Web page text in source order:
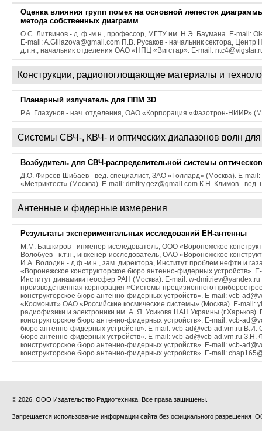
Оценка влияния групп помех на основной лепесток
метода собственных диаграмм
О.С. Литвинов - д. ф.-м.н., профессор, МГТУ им. Н.Э. Баумана. E-mail:
E-mail: A.Giliazova@gmail.com П.В. Русаков - начальник сектора,
д.т.н., начальник отделения ОАО «НПЦ «Вигстар». E-mail:
Конструкции, радиопоглощающие материалы и
Планарный излучатель для ППМ 3D
Р.А. Глазунов - нач. отделения, ОАО «Корпорация «Фазотрон-НИИР»
Системы СВЧ-, КВЧ- и оптических диапазонов волн для
Возбудитель для СВЧ-распределительной системы
Д.О. Фирсов-Шибаев - вед. специалист, ЗАО «Голлард» (Москва). E-
«Метриктест» (Москва). E-mail: dmitry.gez@gmail.com К.Н. Климов -
Антенные и фидерные измерения
Результаты экспериментальных исследований ЕН-антенны
М.М. Башкиров - инженер-исследователь, ООО «Воронежское
Волобуев - к.т.н., инженер-исследователь, ОАО «Воронежское
И.А. Володин - д.ф.-м.н., зам. директора, Институт проблем нефти и
«Воронежское конструкторское бюро антенно-фидерных устройств».
Институт динамики геосфер РАН (Москва). E-mail: w-
производственная корпорация «Системы прецизионного
конструкторское бюро антенно-фидерных устройств». E-mail: vcb-
«Космонит» ОАО «Российские космические системы» (Москва). E-mail:
радиофизики и электроники им. А. Я. Усикова НАН Украины
конструкторское бюро антенно-фидерных устройств». E-mail: vcb-
бюро антенно-фидерных устройств». E-mail: vcb-ad@vcb-ad.vrn.ru В.И.
бюро антенно-фидерных устройств». E-mail: vcb-ad@vcb-ad.vrn.ru З.Н.
конструкторское бюро антенно-фидерных устройств». E-mail: vcb-
конструкторское бюро антенно-фидерных устройств». E-mail:
© 2026, ООО Издательство Радиотехника. Все права защищены.
Запрещается использование информации сайта без официального разрешения